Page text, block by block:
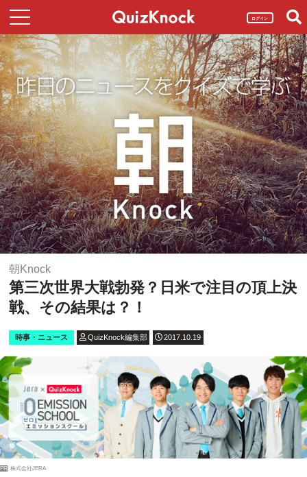
ログイン
朝Knock
第三次世界大戦勃発？日米で注目の頂上決
戦、その結果は？！
時事・ニュース QuizKnock編集部 2017.10.19
PR 株式会社JERA